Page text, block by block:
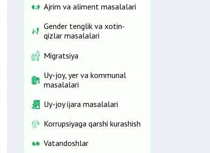
Ajrim va aliment masalalari
Gender tenglik va xotin-
qizlar masalalari
Migratsiya
Uy-joy, yer va kommunal
masalalari
Uy-joy ijara masalalari
Korrupsiyaga qarshi kurashish
Vatandoshlar